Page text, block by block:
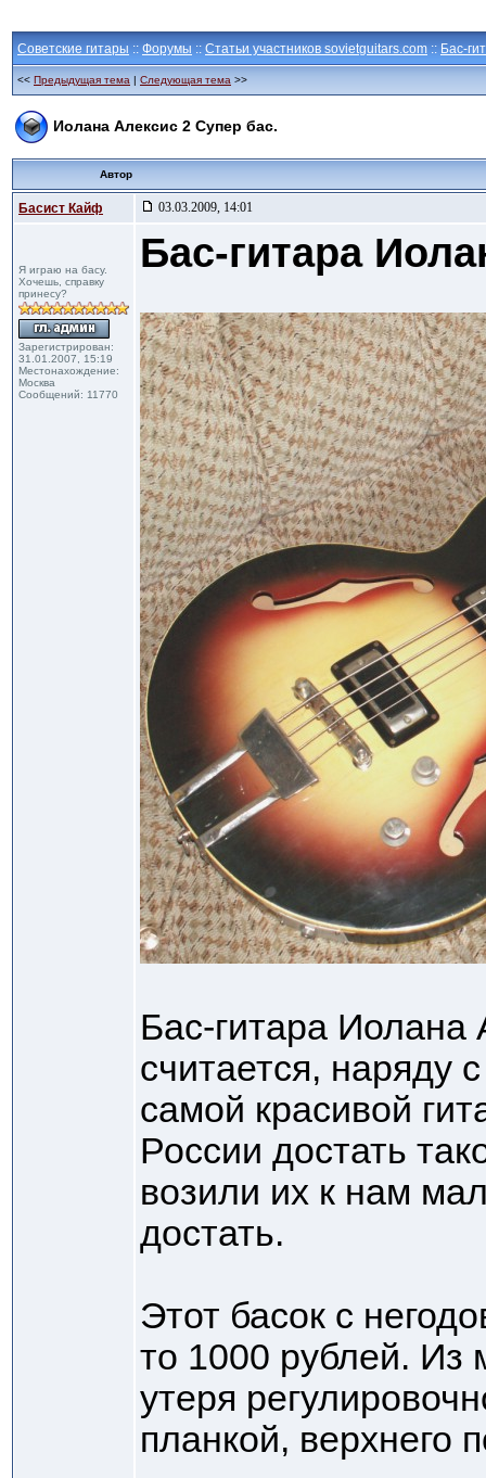
Советские гитары :: Форумы :: Статьи участников sovietguitars.com :: Бас-
<< Предыдущая тема | Следующая тема >>
Иолана Алексис 2 Супер бас.
Автор
Басист Кайф 03.03.2009, 14:01
Я играю на басу.
Хочешь, справку
принесу?
Зарегистрирован:
31.01.2007, 15:19
Местонахождение:
Москва
Сообщений: 11770
Бас-гитара
Бас-гитара Иолана
считается, наряду
самой красивой
России достать
возили их к нам
достать.
Этот басок с
то 1000 рублей. Из
утеря
планкой, верхнего